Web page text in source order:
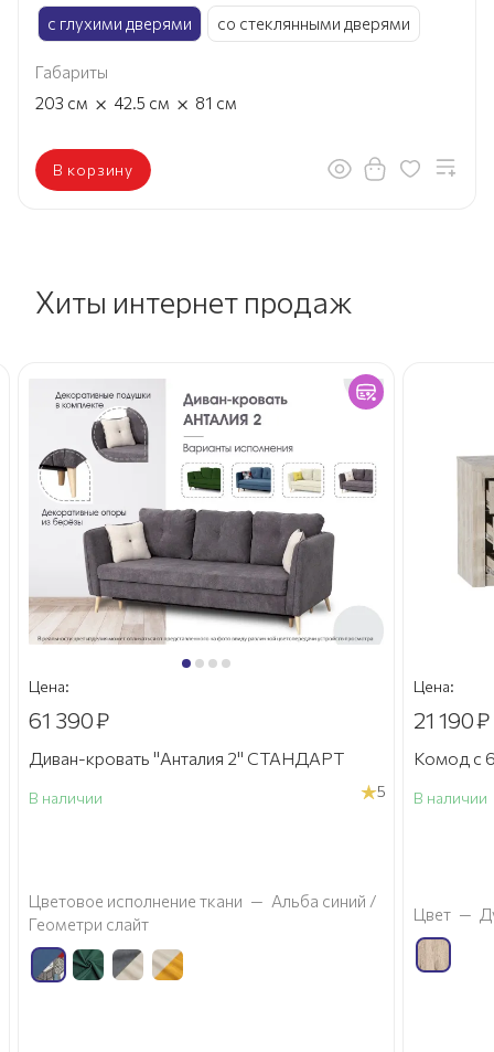
с глухими дверями
со стеклянными дверями
Габариты
203 см × 42.5 см × 81 см
В корзину
Хиты интернет продаж
Цена:
61 390₽
Диван-кровать "Анталия 2" СТАНДАРТ
В наличии 5
Цветовое исполнение ткани — Альба синий /
Геометри слайт
Цена:
21 190₽
Комод с
В наличии
Цвет —